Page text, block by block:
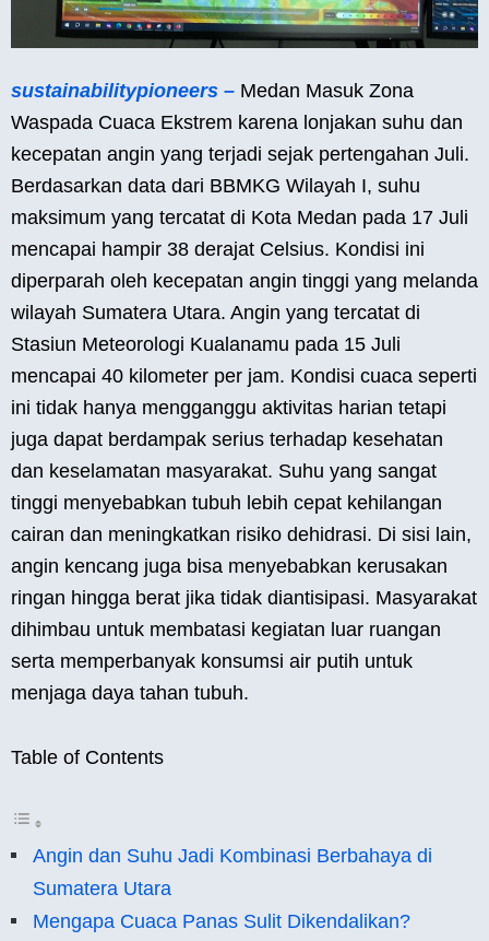
sustainabilitypioneers – Medan Masuk Zona
Waspada Cuaca Ekstrem karena lonjakan suhu dan
kecepatan angin yang terjadi sejak pertengahan Juli.
Berdasarkan data dari BBMKG Wilayah I, suhu
maksimum yang tercatat di Kota Medan pada 17 Juli
mencapai hampir 38 derajat Celsius. Kondisi ini
diperparah oleh kecepatan angin tinggi yang melanda
wilayah Sumatera Utara. Angin yang tercatat di
Stasiun Meteorologi Kualanamu pada 15 Juli
mencapai 40 kilometer per jam. Kondisi cuaca seperti
ini tidak hanya mengganggu aktivitas harian tetapi
juga dapat berdampak serius terhadap kesehatan
dan keselamatan masyarakat. Suhu yang sangat
tinggi menyebabkan tubuh lebih cepat kehilangan
cairan dan meningkatkan risiko dehidrasi. Di sisi lain,
angin kencang juga bisa menyebabkan kerusakan
ringan hingga berat jika tidak diantisipasi. Masyarakat
dihimbau untuk membatasi kegiatan luar ruangan
serta memperbanyak konsumsi air putih untuk
menjaga daya tahan tubuh.
Table of Contents
Angin dan Suhu Jadi Kombinasi Berbahaya di
Sumatera Utara
Mengapa Cuaca Panas Sulit Dikendalikan?